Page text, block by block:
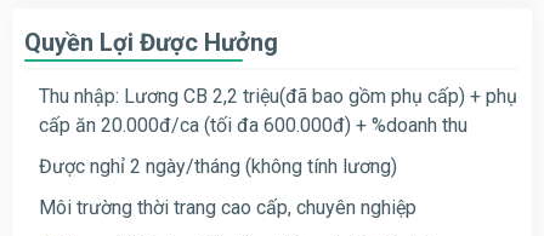
Quyền Lợi Được Hưởng
Thu nhập: Lương CB 2,2 triệu(đã bao gồm phụ cấp) + phụ
cấp ăn 20.000đ/ca (tối đa 600.000đ) + %doanh thu
Được nghỉ 2 ngày/tháng (không tính lương)
Môi trường thời trang cao cấp, chuyên nghiệp